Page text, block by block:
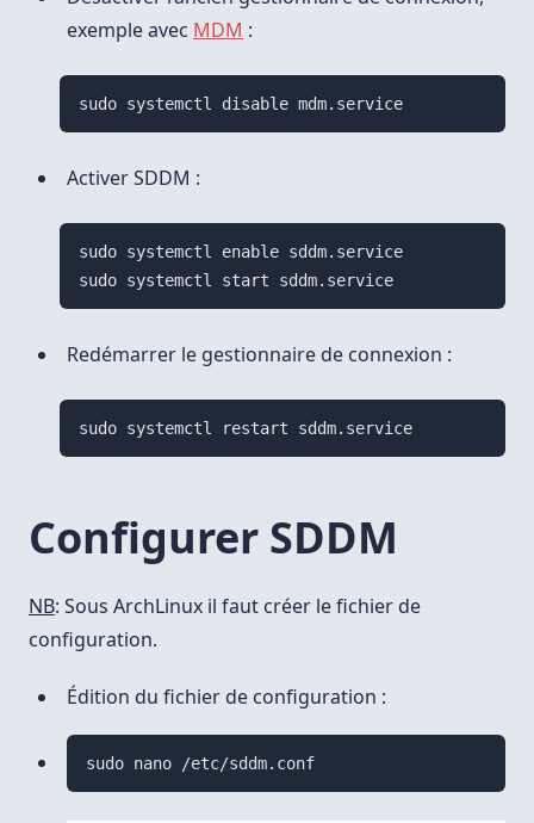
exemple avec MDM :
sudo systemctl disable mdm.service
Activer SDDM :
sudo systemctl enable sddm.service
sudo systemctl start sddm.service
Redémarrer le gestionnaire de connexion :
sudo systemctl restart sddm.service
Configurer SDDM
NB: Sous ArchLinux il faut créer le fichier de
configuration.
Édition du fichier de configuration :
sudo nano /etc/sddm.conf